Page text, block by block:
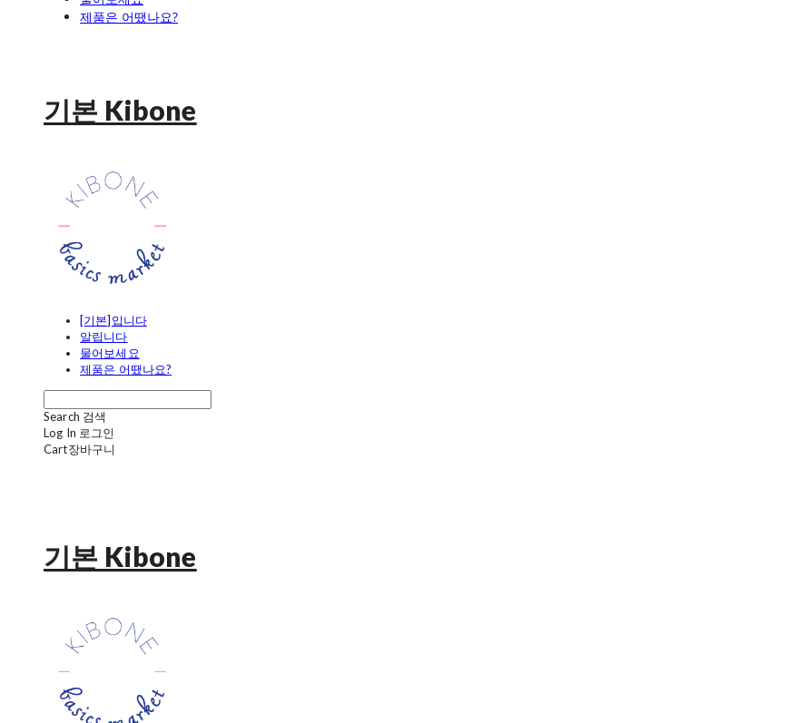
제품은 어땠나요?
기본 Kibone
[기본]입니다
알립니다
물어보세요
제품은 어땠나요?
Search 검색
Log In 로그인
Cart장바구니
기본 Kibone